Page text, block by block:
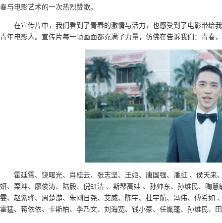
春与电影艺术的一次热烈赞歌。
在宣传片中，我们看到了青春的激情与活力，也感受到了电影带给
青年电影人。宣传片每一帧画面都充满了力量，仿佛在告诉我们：青春
霍廷霄、饶曙光、肖桂云、张志坚、王姬、唐国强、潘虹 、侯天
妍、栗坤、廖俊涛、陆毅、倪虹洁 、斯琴高娃 、孙帅东、孙维民、陶
雯、赵紫骅、周楚濋、朱刚日尧、艾威、陈宇、杜宇航、冯伟、傅希如
霍猛、蒋依依、卡斯柏、李乃文、刘海宽、钱小豪、任胤蓬、孙维民、